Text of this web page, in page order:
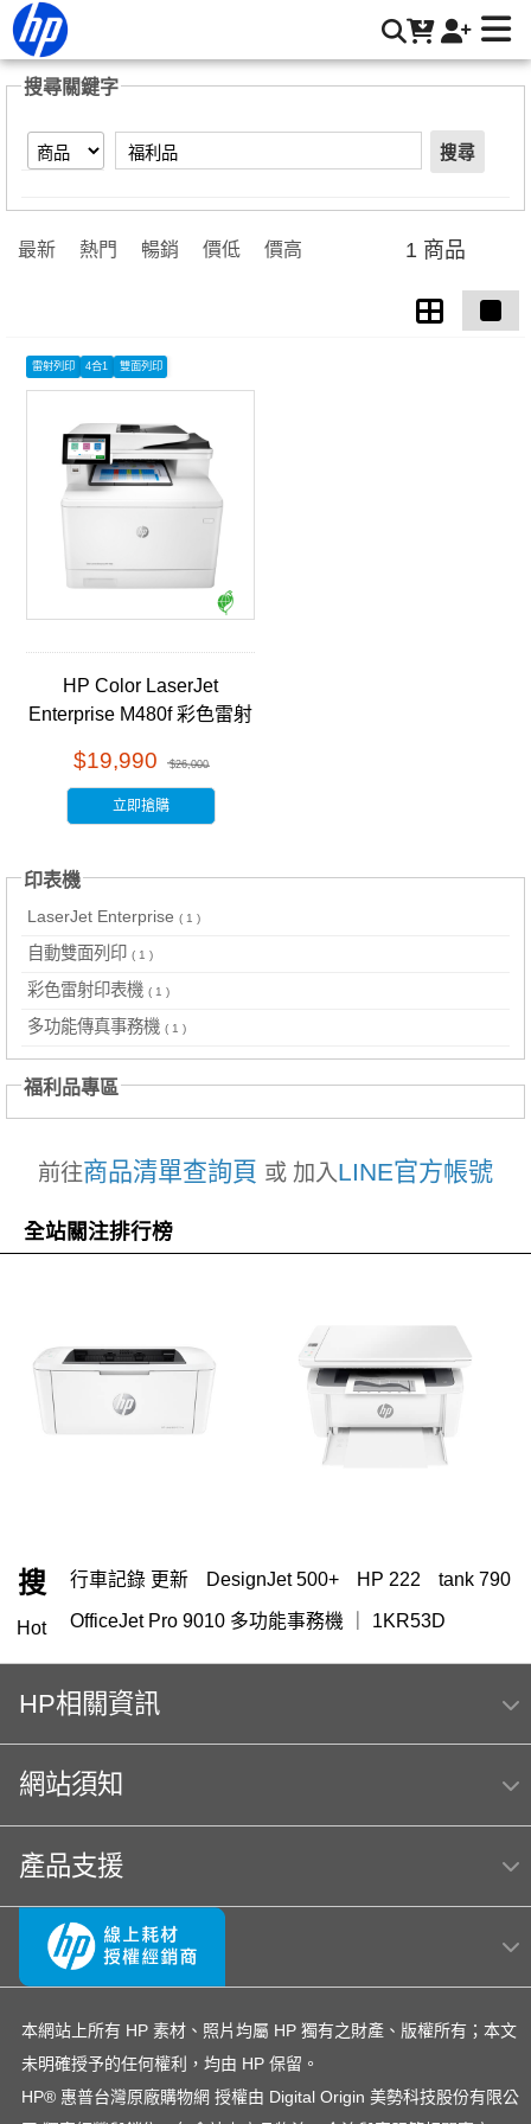
【福利品】搜尋結果 | HP® 惠普台灣原廠購物網
搜尋關鍵字
搜尋
最新 熱門 暢銷 價低 價高 1 商品
雷射列印 4合1 雙面列印
HP Color LaserJet
Enterprise M480f 彩色雷射
利品
$19,990 $26,000
立即搶購
印表機
LaserJet Enterprise ( 1 )
自動雙面列印 ( 1 )
彩色雷射印表機 ( 1 )
多功能傳真事務機 ( 1 )
福利品專區
前往商品清單查詢頁 或 加入LINE官方帳號
全站關注排行榜
搜
Hot
行車記錄 更新 DesignJet 500+ HP 222 tank 790
OfficeJet Pro 9010 多功能事務機 ｜ 1KR53D
HP 151 筆電 電池 145 119 416 m254dw
HP Color Laser jet M856dn A3彩色雷射印表機
(T3U51A) 日本製
hp Color LaserJet Pro MFP M283fdw 無線雙面觸控彩
MFP E47528f
LaserJet M111w
OfficeJet 5200 series M577 OfficeJet Pro 8710
EliteBook rmn hsn 141c-4 45W 變壓器 307
HP 410A LaserJet Mouse
m183fw 碳粉匣 Color LaserJet Pro 4303fdw
HP相關資訊
網站須知
產品支援
本網站上所有 HP 素材、照片均屬 HP 獨有之財產、版權所有；本文
未明確授予的任何權利，均由 HP 保留。
HP® 惠普台灣原廠購物網 授權由 Digital Origin 美勢科技股份有限公